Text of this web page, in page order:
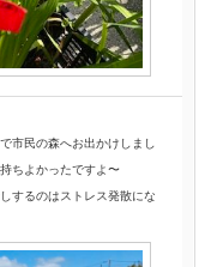
市民の森へお出かけしまし
ちよかったですよ〜
するのはストレス発散にな